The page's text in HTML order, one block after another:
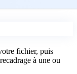
fichier, puis
à une ou